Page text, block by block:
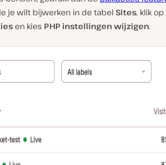
je wilt bijwerken in de tabel Sites, klik
en kies PHP instellingen wijzigen.